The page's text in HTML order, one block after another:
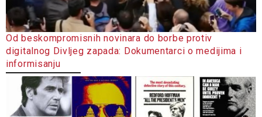
Od beskompromisnih novinara do borbe protiv
digitalnog Divljeg zapada: Dokumentarci o medijima i
informisanju